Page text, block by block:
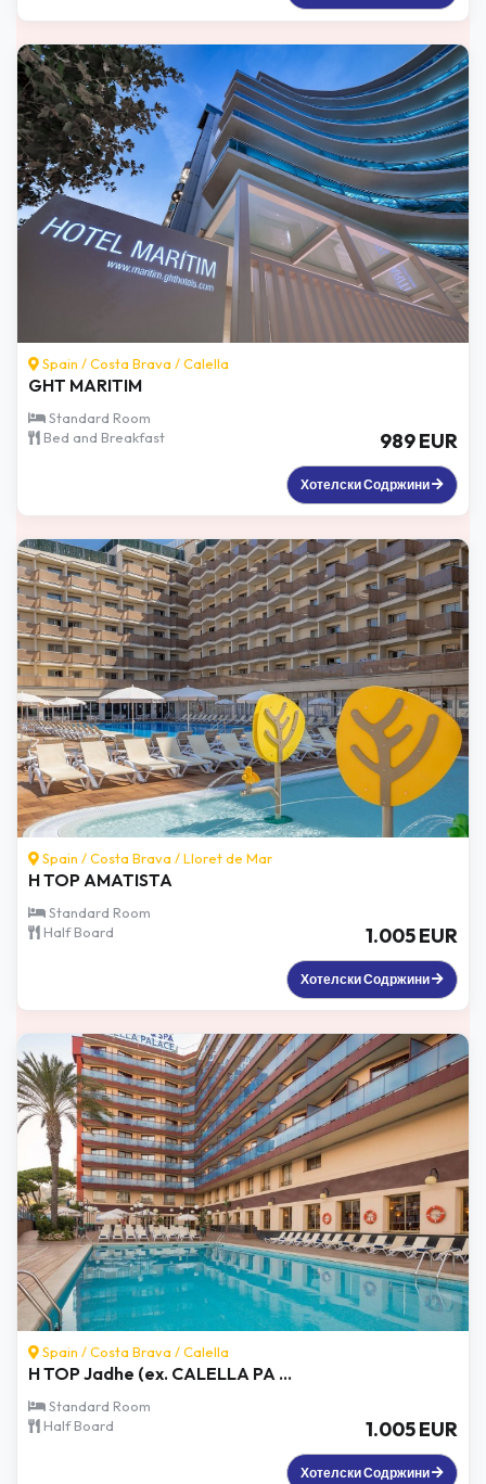
Spain /Costa Brava /Calella
GHT MARITIM
Standard Room
Bed and Breakfast
989 EUR
Хотелски Содржини
Spain /Costa Brava /Lloret de Mar
H TOP AMATISTA
Standard Room
Half Board
1.005 EUR
Хотелски Содржини
Spain /Costa Brava /Calella
H TOP Jadhe (ex. CALELLA PA ...
Standard Room
Half Board
1.005 EUR
Хотелски Содржини